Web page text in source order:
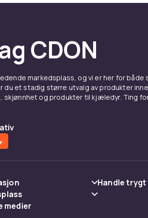
detaljerte
Hos CDON
priser. Vårt
Vi tilbyr rask
CDON
markedsplass, og vi er her for
du et stadig større utvalg av produkter
skjønnhet og produkter til kjæledyr. Ting
Handle trygt
medier